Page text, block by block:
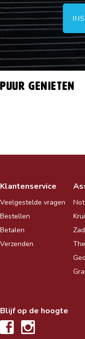
Puur genieten
Klantenservice
Veelgestelde vragen
Bestellen
Betalen
Verzenden
Blijf op de hoogte